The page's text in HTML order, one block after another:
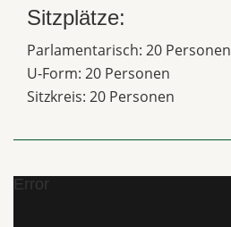
Sitzplätze:
Parlamentarisch: 20 Personen
U-Form: 20 Personen
Sitzkreis: 20 Personen
Error